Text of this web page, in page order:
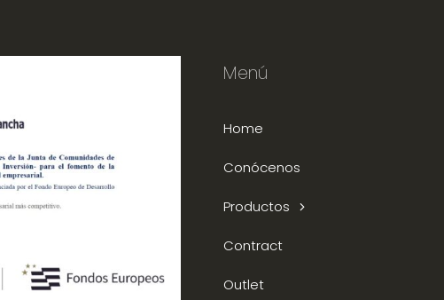
Menú
Home
Conócenos
Productos
Contract
Outlet